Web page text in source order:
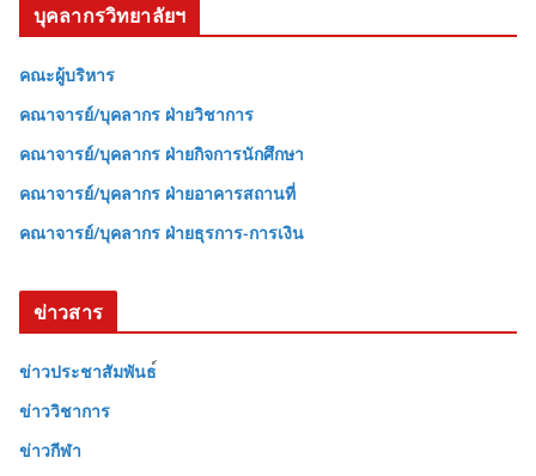
บุคลากรวิทยาลัยฯ
คณะผู้บริหาร
คณาจารย์/บุคลากร ฝ่ายวิชาการ
คณาจารย์/บุคลากร ฝ่ายกิจการนักศึกษา
คณาจารย์/บุคลากร ฝ่ายอาคารสถานที่
คณาจารย์/บุคลากร ฝ่ายธุรการ-การเงิน
ข่าวสาร
ข่าวประชาสัมพันธ
ข่าววิชาการ
ข่าวกีฬา